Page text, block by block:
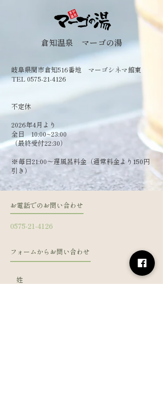
倉知温泉 マーゴの湯
岐阜県関市倉知516番地 マーゴシネマ館東
TEL 0575-21-4126
​不定休
2026年4月より
全日 10:00~23:00
（最終受付22:30）
​※毎日21:00～遅風呂料金（通常料金より150円
引き）
お電話でのお問い合わせ
0575-21-4126
フォームからお問い合わせ
姓